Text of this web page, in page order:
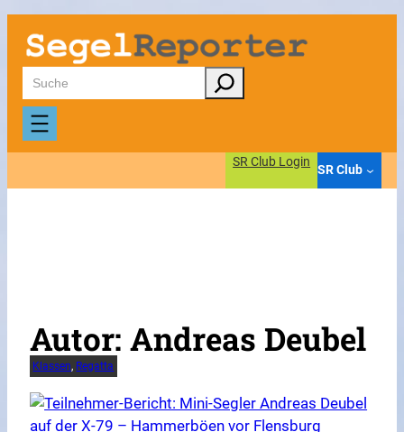
Zum
Inhalt
springen
Suchen
SR Club Login
SR Club
Autor:Andreas Deubel
Klassen, Regatta